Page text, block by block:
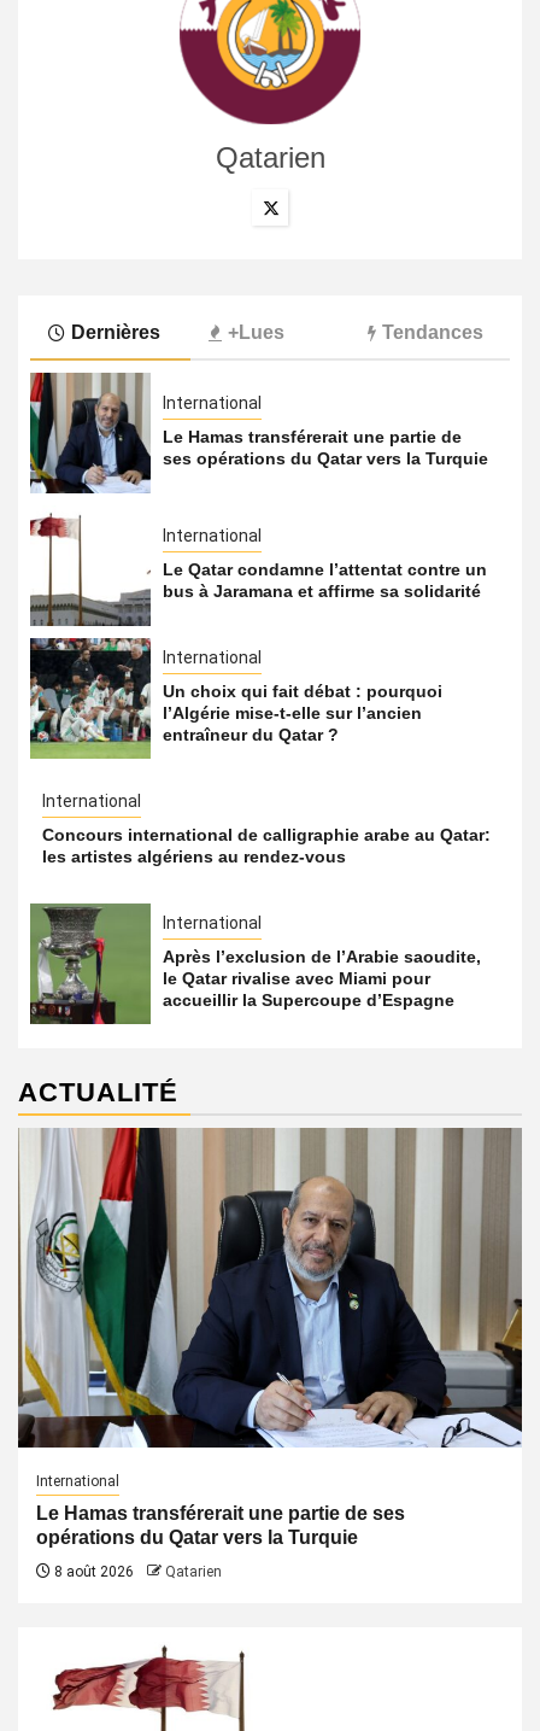
Qatarien
Dernières +Lues Tendances
International
Le Hamas transférerait une partie de
ses opérations du Qatar vers la Turquie
International
Le Qatar condamne l’attentat contre un
bus à Jaramana et affirme sa solidarité
International
Un choix qui fait débat : pourquoi
l’Algérie mise-t-elle sur l’ancien
entraîneur du Qatar ?
International
Concours international de calligraphie arabe au Qatar:
les artistes algériens au rendez-vous
International
Après l’exclusion de l’Arabie saoudite,
le Qatar rivalise avec Miami pour
accueillir la Supercoupe d’Espagne
ACTUALITÉ
International
Le Hamas transférerait une partie de ses
opérations du Qatar vers la Turquie
8 août 2026 Qatarien